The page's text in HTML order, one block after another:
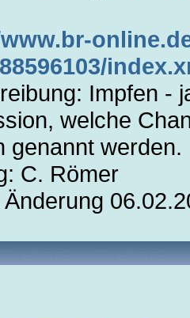
Impfen -
welche
genannt werden.
C. Römer